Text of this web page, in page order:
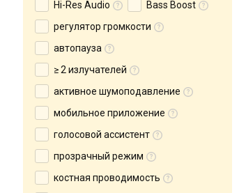
Hi-Res Audio
Bass Boost
регулятор громкости
автопауза
≥ 2 излучателей
активное шумоподавление
мобильное приложение
голосовой ассистент
прозрачный режим
костная проводимость